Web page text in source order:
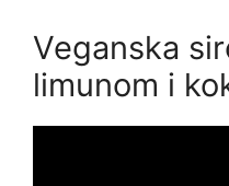
Veganska
limunom i